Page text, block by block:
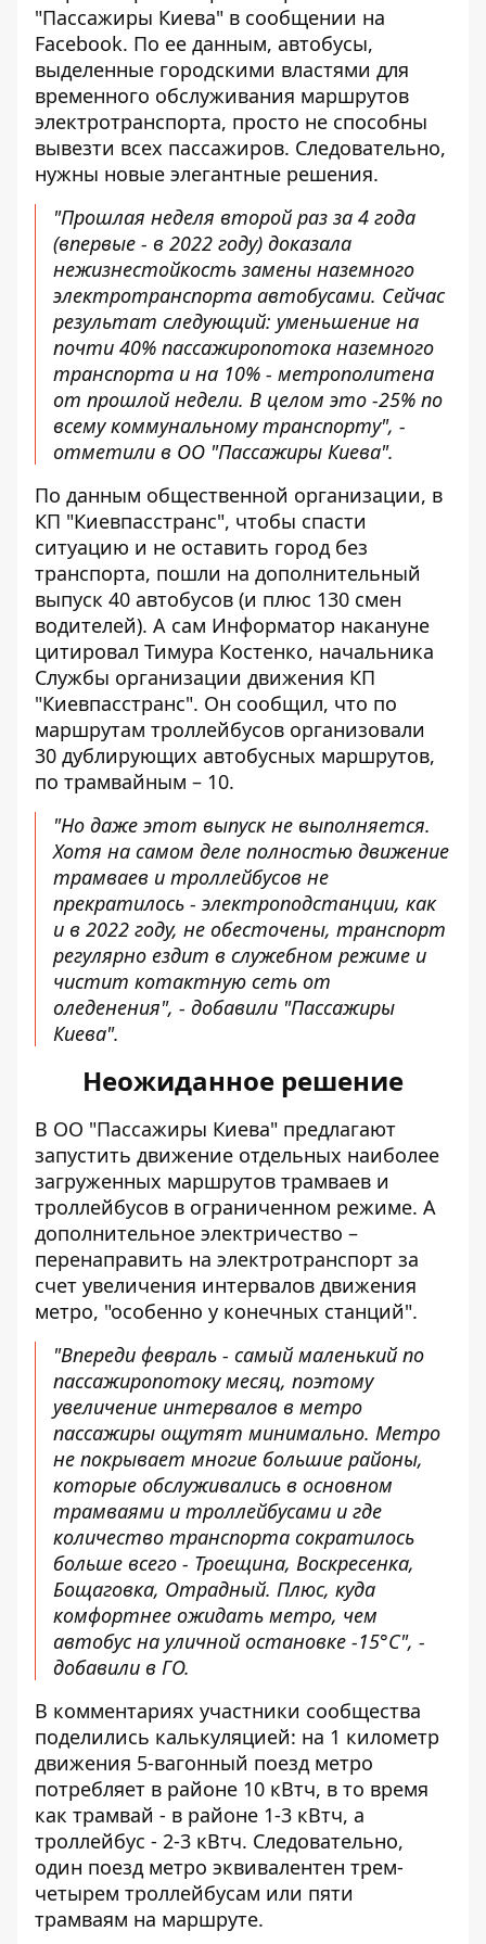
"Пассажиры Киева" в сообщении на
Facebook. По ее данным, автобусы,
выделенные городскими властями для
временного обслуживания маршрутов
электротранспорта, просто не способны
вывезти всех пассажиров. Следовательно,
нужны новые элегантные решения.
"Прошлая неделя второй раз за 4 года
(впервые - в 2022 году) доказала
нежизнестойкость замены наземного
электротранспорта автобусами. Сейчас
результат следующий: уменьшение на
почти 40% пассажиропотока наземного
транспорта и на 10% - метрополитена
от прошлой недели. В целом это -25% по
всему коммунальному транспорту", -
отметили в ОО "Пассажиры Киева".
По данным общественной организации, в
КП "Киевпасстранс", чтобы спасти
ситуацию и не оставить город без
транспорта, пошли на дополнительный
выпуск 40 автобусов (и плюс 130 смен
водителей). А сам Информатор накануне
цитировал Тимура Костенко, начальника
Службы организации движения КП
"Киевпасстранс". Он сообщил, что по
маршрутам троллейбусов организовали
30 дублирующих автобусных маршрутов,
по трамвайным – 10.
"Но даже этот выпуск не выполняется.
Хотя на самом деле полностью движение
трамваев и троллейбусов не
прекратилось - электроподстанции, как
и в 2022 году, не обесточены, транспорт
регулярно ездит в служебном режиме и
чистит котактную сеть от
оледенения", - добавили "Пассажиры
Киева".
Неожиданное решение
В ОО "Пассажиры Киева" предлагают
запустить движение отдельных наиболее
загруженных маршрутов трамваев и
троллейбусов в ограниченном режиме. А
дополнительное электричество –
перенаправить на электротранспорт за
счет увеличения интервалов движения
метро, ​​"особенно у конечных станций".
"Впереди февраль - самый маленький по
пассажиропотоку месяц, поэтому
увеличение интервалов в метро
пассажиры ощутят минимально. Метро
не покрывает многие большие районы,
которые обслуживались в основном
трамваями и троллейбусами и где
количество транспорта сократилось
больше всего - Троещина, Воскресенка,
Бощаговка, Отрадный. Плюс, куда
комфортнее ожидать метро, ​​чем
автобус на уличной остановке -15°С", -
добавили в ГО.
В комментариях участники сообщества
поделились калькуляцией: на 1 километр
движения 5-вагонный поезд метро
потребляет в районе 10 кВтч, в то время
как трамвай - в районе 1-3 кВтч, а
троллейбус - 2-3 кВтч. Следовательно,
один поезд метро эквивалентен трем-
четырем троллейбусам или пяти
трамваям на маршруте.